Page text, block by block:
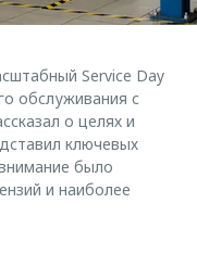
Service Day
обслуживания с
о целях и
ключевых
было
и наиболее